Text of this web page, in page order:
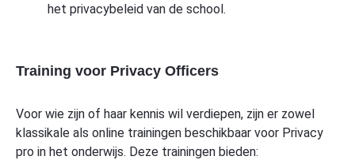
het privacybeleid van de school.
Training voor Privacy Officers
Voor wie zijn of haar kennis wil verdiepen, zijn er zowel
klassikale als online trainingen beschikbaar voor Privacy
pro in het onderwijs. Deze trainingen bieden: